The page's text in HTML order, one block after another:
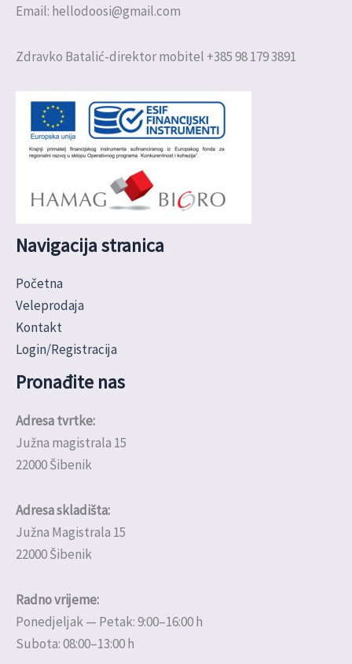
Email: hellodoosi@gmail.com
Zdravko Batalić-direktor mobitel +385 98 179 3891
Navigacija stranica
Početna
Veleprodaja
Kontakt
Login/Registracija
Pronađite nas
Adresa tvrtke:
Južna magistrala 15
22000 Šibenik
Adresa skladišta:
Južna Magistrala 15
22000 Šibenik
Radno vrijeme:
Ponedjeljak — Petak: 9:00–16:00 h
Subota: 08:00–13:00 h